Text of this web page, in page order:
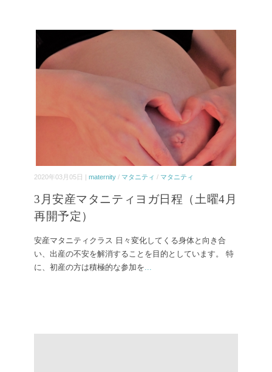
2020年03月05日 | maternity / マタニティ / マタニティ
3月安産マタニティヨガ日程（土曜4月
再開予定）
安産マタニティクラス 日々変化してくる身体と向き合
い、出産の不安を解消することを目的としています。 特
に、初産の方は積極的な参加を